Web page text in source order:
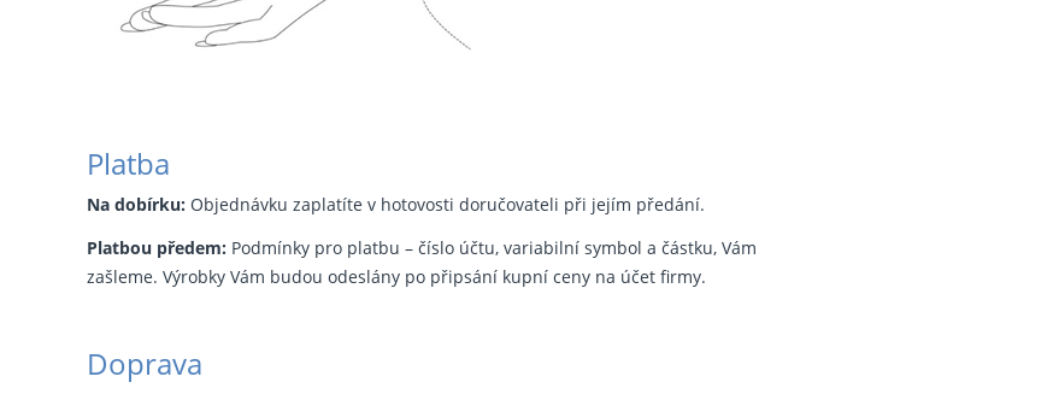
Platba
Na dobírku: Objednávku zaplatíte v hotovosti doručovateli při jejím předání.
Platbou předem: Podmínky pro platbu – číslo účtu, variabilní symbol a částku, Vám
zašleme. Výrobky Vám budou odeslány po připsání kupní ceny na účet firmy.
Doprava